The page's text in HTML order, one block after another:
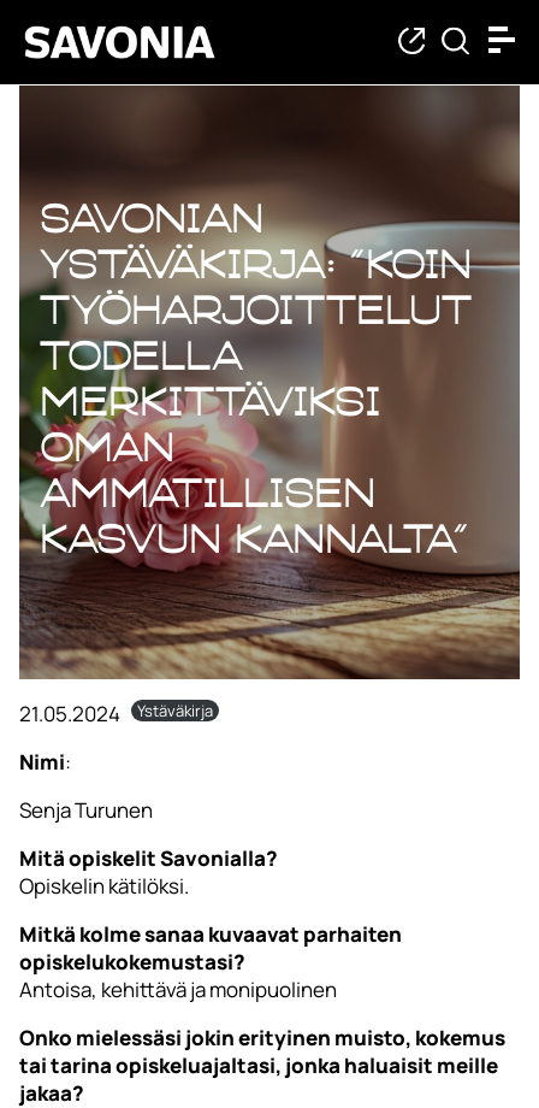
Savonian
ystäväkirja: ”Koin
työharjoittelut
todella
merkittäviksi
oman
ammatillisen
kasvun kannalta”
21.05.2024 Ystäväkirja
Nimi:
Senja Turunen
Mitä opiskelit Savonialla?
Opiskelin kätilöksi.
Mitkä kolme sanaa kuvaavat parhaiten
opiskelukokemustasi?
Antoisa, kehittävä ja monipuolinen
Onko mielessäsi jokin erityinen muisto, kokemus
tai tarina opiskeluajaltasi, jonka haluaisit meille
jakaa?